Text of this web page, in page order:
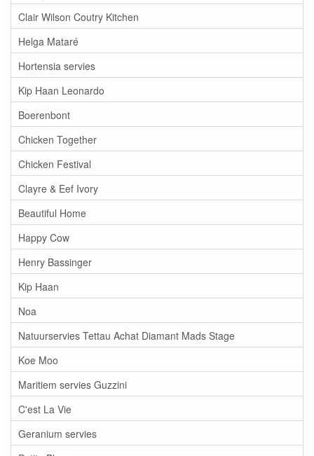
Clair Wilson Coutry Kitchen
Helga Mataré
Hortensia servies
Kip Haan Leonardo
Boerenbont
Chicken Together
Chicken Festival
Clayre & Eef Ivory
Beautiful Home
Happy Cow
Henry Bassinger
Kip Haan
Noa
Natuurservies Tettau Achat Diamant Mads Stage
Koe Moo
Maritiem servies Guzzini
C'est La Vie
Geranium servies